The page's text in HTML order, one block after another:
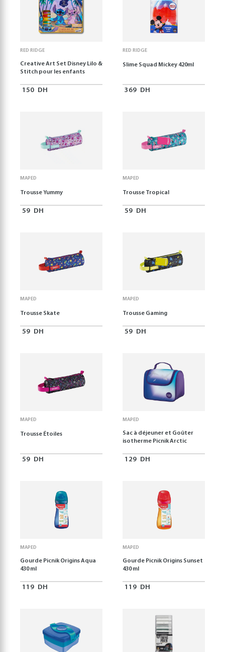
RED RIDGE
Creative Art Set Disney Lilo &
Stitch pour les enfants
150 DH
RED RIDGE
Slime Squad Mickey 420ml
369 DH
MAPED
Trousse Yummy
59 DH
MAPED
Trousse Tropical
59 DH
MAPED
Trousse Skate
59 DH
MAPED
Trousse Gaming
59 DH
MAPED
Trousse Étoiles
59 DH
MAPED
Sac à déjeuner et Goûter
isotherme Picnik Arctic
129 DH
MAPED
Gourde Picnik Origins Aqua
430 ml
119 DH
MAPED
Gourde Picnik Origins Sunset
430 ml
119 DH